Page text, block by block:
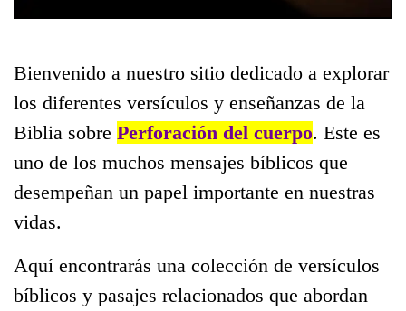
Bienvenido a nuestro sitio dedicado a explorar
los diferentes versículos y enseñanzas de la
Biblia sobre Perforación del cuerpo. Este es
uno de los muchos mensajes bíblicos que
desempeñan un papel importante en nuestras
vidas.
Aquí encontrarás una colección de versículos
bíblicos y pasajes relacionados que abordan